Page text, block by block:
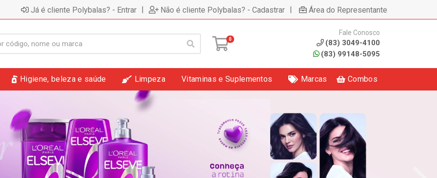
Já é cliente Polybalas? - Entrar | Não é cliente Polybalas? - Cadastrar | Área do Representante
0
Fale Conosco
(83) 3049-4100
(83) 99148-5095
Higiene, beleza e saúde Limpeza Vitaminas e Suplementos Marcas Combos